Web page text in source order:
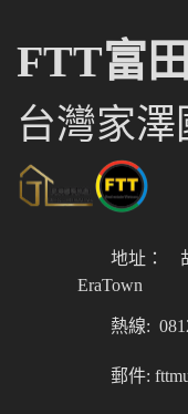
FTT富
台灣家
地址：
EraTown
熱線:
郵件: